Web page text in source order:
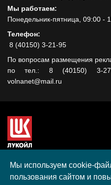
Мы работаем:
Понедельник-пятница, 09:00 -
Телефон:
8 (40150) 3-21-95
По вопросам размещения
по тел.: 8 (40150) 3-27-
volnanet@mail.ru
гранта, полученного в
культурных проектов
Мы используем cookie-
пользования сайтом и